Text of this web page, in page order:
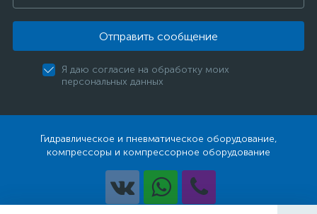
Отправить сообщение
Я даю согласие на обработку моих
персональных данных
Гидравлическое и пневматическое оборудование,
компрессоры и компрессорное оборудование